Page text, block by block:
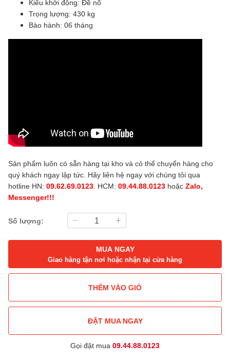
Kiểu khởi động: Đề nổ
Trọng lượng: 430 kg
Bào hành: 06 tháng
Sản phẩm luôn có sẵn hàng tại kho và có thể chuyển hàng cho
quý khách ngay lập tức. Hãy liên hệ ngay với chúng tôi qua
hotline HN: 09.62.69.0123 HCM: 09.44.88.0123 hoặc Zalo,
Messenger!!!
Số lượng:
MUA NGAY
Giao hàng tận nơi hoặc nhận tại cửa hàng
THÊM VÀO GIỎ
ĐẶT MUA NGAY
Gọi đặt mua 09.44.88.0123